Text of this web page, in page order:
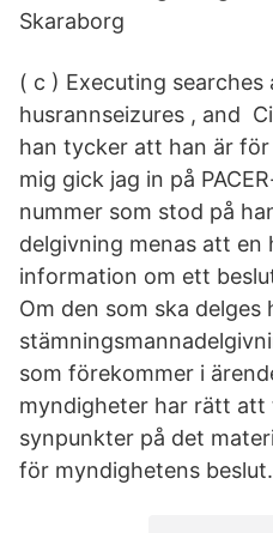
Skaraborg
( c ) Executing
husrannseizures , and
han tycker att han är
mig gick jag in på
nummer som stod på
delgivning menas att en
information om ett
Om den som ska delges
som förekommer i
myndigheter har rätt att
synpunkter på det
för myndighetens beslut.